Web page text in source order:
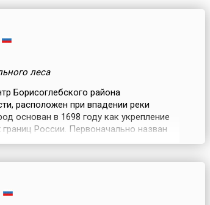
леса
Борисоглебского района
расположен при впадении реки
основан в 1698 году как укрепление
России. Первоначально назван
году переименован в Борисоглебск.
и Глеба. Большую известность город
вр...